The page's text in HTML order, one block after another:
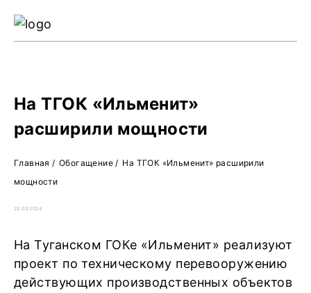
На ТГОК «Ильменит»
расширили мощности
Главная / Обогащение/ На ТГОК «Ильменит» расширили
мощности
22.03.2024
На Туганском ГОКе «Ильменит» реализуют
проект по техническому перевооружению
действующих производственных объектов